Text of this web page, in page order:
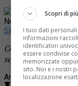
News!
SEGUICI
Continua a leggere
segui la nostra
Argomenti correlati:
Scopri di più
I tuoi dati
informazioni
identificatori
essere condivise
memorizzate
sito. Noi e i nostri
localizzazione